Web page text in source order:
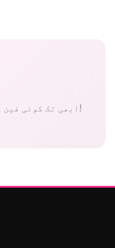
ابھی تک کوئی فین کا تعاون نہیں۔ پہلے بنیں!